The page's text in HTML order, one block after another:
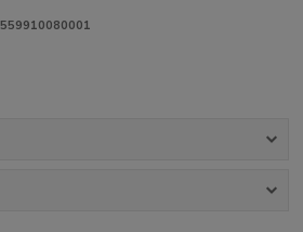
559910080001